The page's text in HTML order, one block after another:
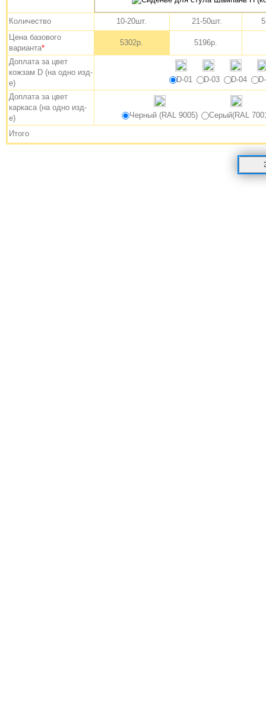
Количество 10-20шт. 21-50шт.
Цена базового
варианта*
5302р. 5196р.
Доплата за цвет
кожзам D (на одно изд-
е)
D-01 D-03 D-04
Доплата за цвет
каркаса (на одно изд-
е)
Черный (RAL 9005) Серый(RAL
Итого